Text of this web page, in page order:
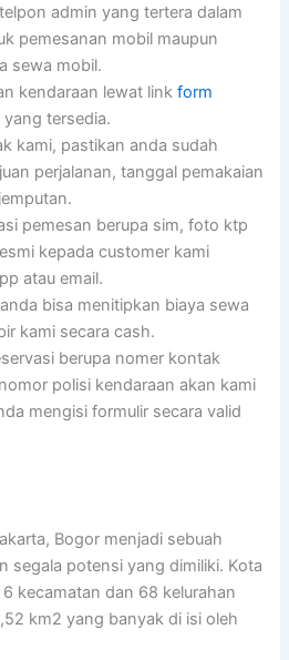
admin yang tertera dalam
pemesanan mobil maupun
sewa mobil.
kendaraan lewat linkform
tersedia.
kami, pastikan anda sudah
perjalanan, tanggal pemakaian
pemesan berupa sim, foto ktp
kepada customer kami
atau email.
bisa menitipkan biaya sewa
kami secara cash.
berupa nomer kontak
polisi kendaraan akan kami
mengisi formulir secara valid
Bogor menjadi sebuah
segala potensi yang dimiliki. Kota
kecamatan dan 68 kelurahan
km2 yang banyak di isi oleh